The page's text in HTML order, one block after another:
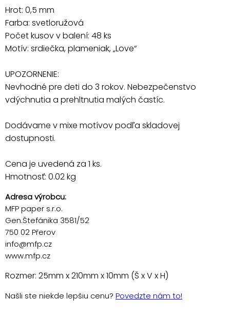
Hrot: 0,5 mm
Farba: svetloružová
Počet kusov v balení: 48 ks
Motív: srdiečka, plameniak, „Love“
UPOZORNENIE:
Nevhodné pre deti do 3 rokov. Nebezpečenstvo
vdýchnutia a prehltnutia malých častíc.
Dodávame v mixe motívov podľa skladovej
dostupnosti.
Cena je uvedená za 1 ks.
Hmotnosť: 0.02 kg
Adresa výrobcu:
MFP paper s.r.o.
Gen.Štefánika 3581/52
750 02 Přerov
info@mfp.cz
www.mfp.cz
Rozmer: 25mm x 210mm x 10mm (Š x V x H)
Našli ste niekde lepšiu cenu? Povedzte nám to!